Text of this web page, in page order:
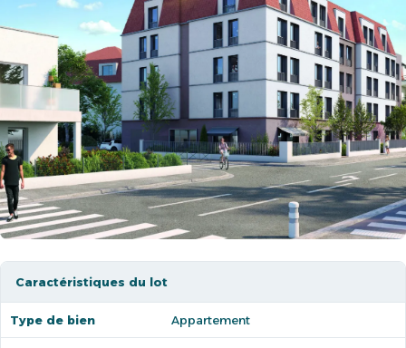
Caractéristiques du lot
Type de bien Appartement